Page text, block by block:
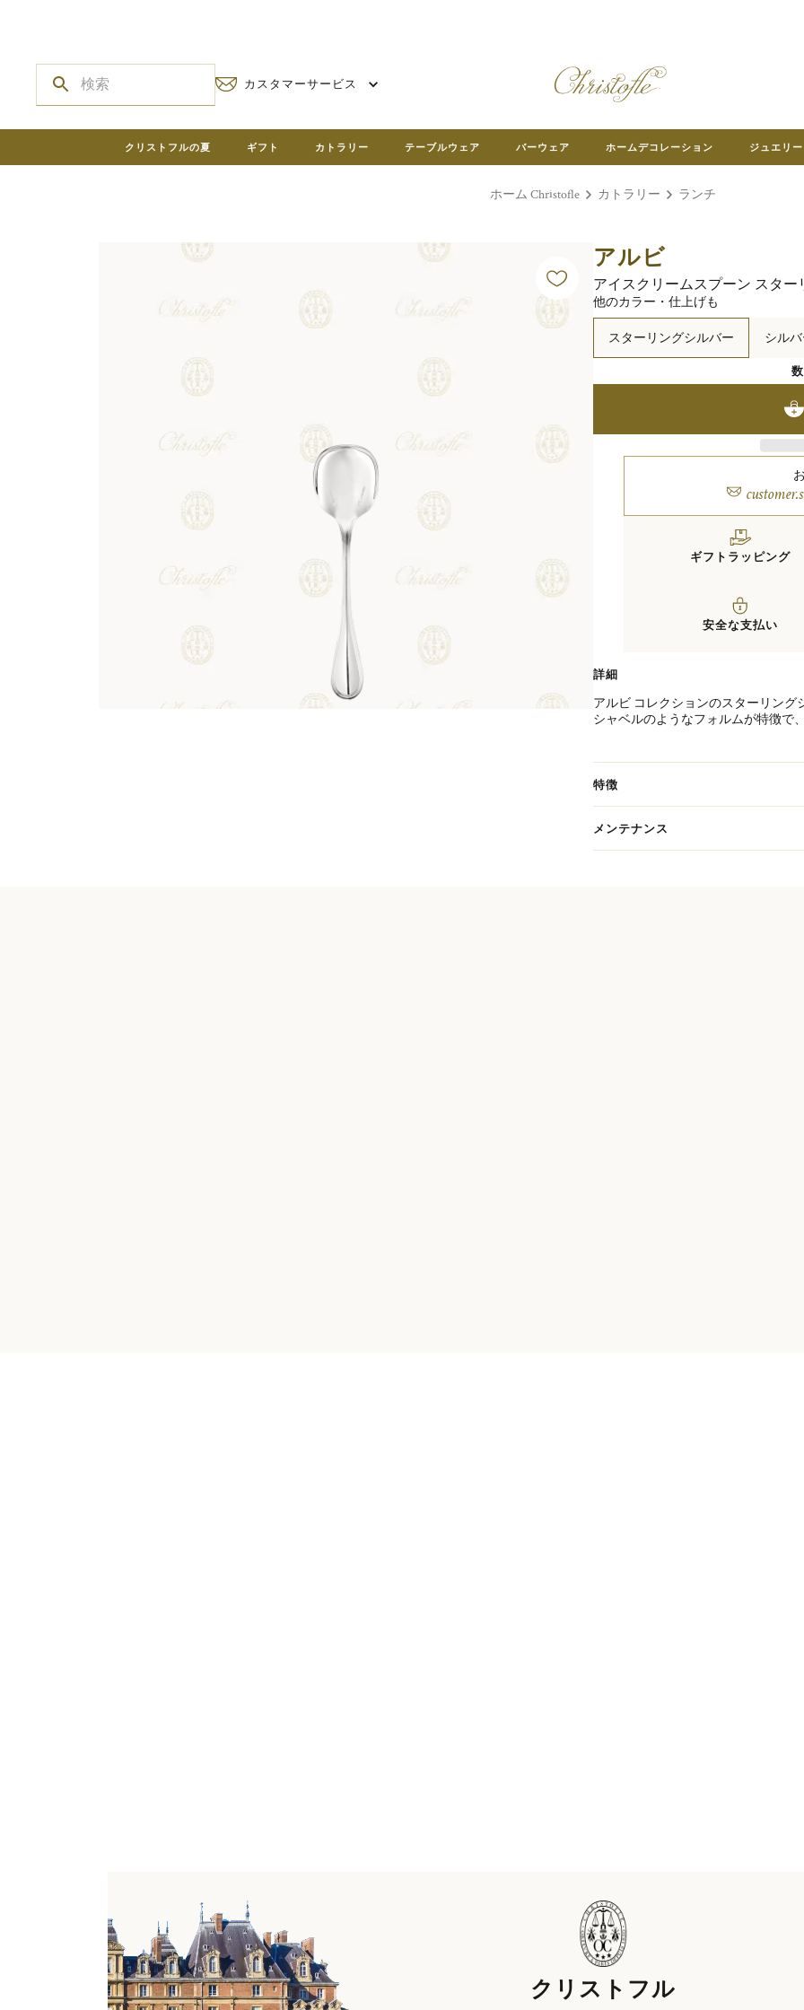
カスタマーサービス
クリストフルの夏 ギフト カトラリー テーブルウェア バーウェア ホームデコレーション ジュエリー
ホーム Christofle カトラリー ランチ
アルビ
アイスクリームスプーン スター
他のカラー・仕上げも
スターリングシルバー シル
ギフトラッピング
安全な支払い
詳細
アルビ コレクションのスターリング
シャベルのようなフォルムが特徴で
し、美しい所作でサーブやテイステ
デザートタイムに上質なアクセント
その名高い大聖堂の建築美、まっす
ンを受けた、シンプルで端正なデザ
特徴
メンテナンス
クリストフル